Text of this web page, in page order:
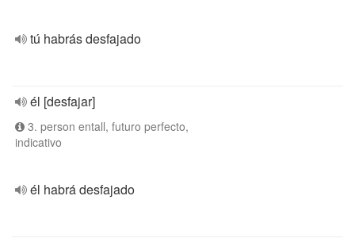
tú habrás desfajado
él [desfajar]
3. person entall, futuro perfecto,
indicativo
él habrá desfajado